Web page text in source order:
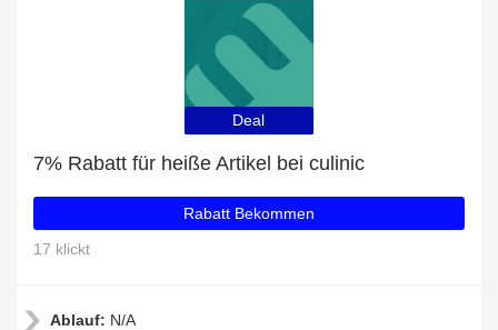
Deal
7% Rabatt für heiße Artikel bei culinic
Rabatt Bekommen
17 klickt
Ablauf: N/A